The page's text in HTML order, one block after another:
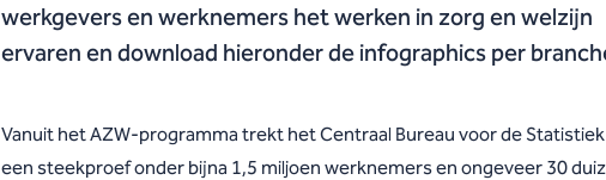
werkgevers en werknemers het werken in zorg en welzijn
ervaren en download hieronder de infographics per
Vanuit het AZW-programma trekt het Centraal Bureau voor de Statistiek
een steekproef onder bijna 1,5 miljoen werknemers en ongeveer 30